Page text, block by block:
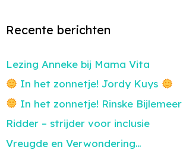
Recente berichten
Lezing Anneke bij Mama Vita
In het zonnetje! Jordy Kuys
In het zonnetje! Rinske Bijlemeer
Ridder – strijder voor inclusie
Vreugde en Verwondering…